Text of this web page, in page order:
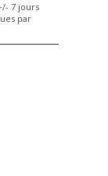
7 jours
par